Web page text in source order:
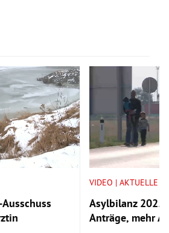
VIDEO | AKTUELLE
Asylbilanz
Anträge, mehr